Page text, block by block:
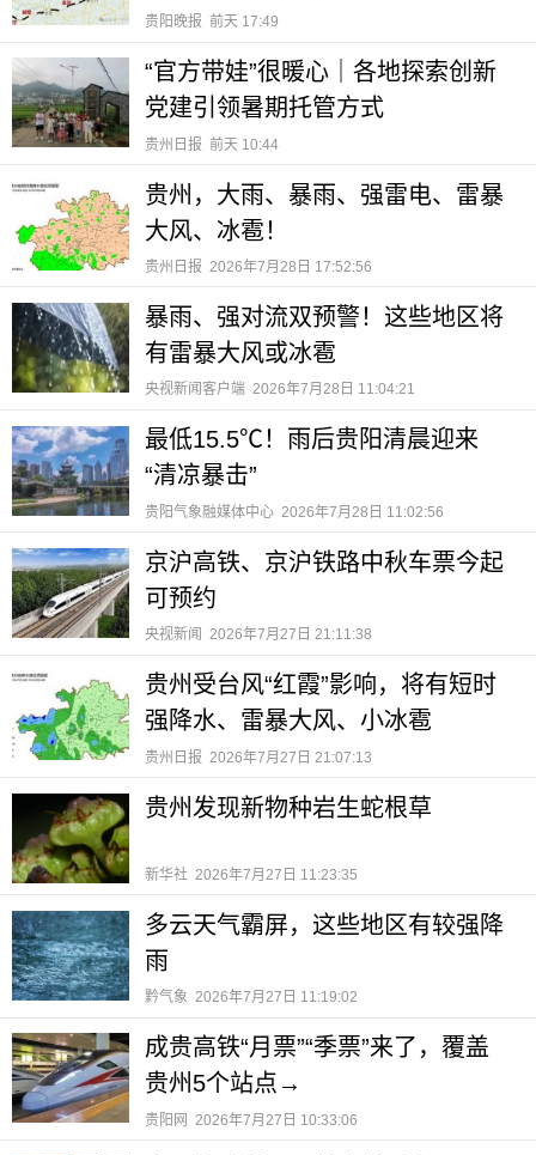
贵阳晚报 前天 17:49
“官方带娃”很暖心｜各地探索创新
党建引领暑期托管方式
贵州日报 前天 10:44
贵州，大雨、暴雨、强雷电、雷暴
大风、冰雹！
贵州日报 2026年7月28日 17:52:56
暴雨、强对流双预警！这些地区将
有雷暴大风或冰雹
央视新闻客户端 2026年7月28日 11:04:21
最低15.5℃！雨后贵阳清晨迎来
“清凉暴击”
贵阳气象融媒体中心 2026年7月28日 11:02:56
京沪高铁、京沪铁路中秋车票今起
可预约
央视新闻 2026年7月27日 21:11:38
贵州受台风“红霞”影响，将有短时
强降水、雷暴大风、小冰雹
贵州日报 2026年7月27日 21:07:13
贵州发现新物种岩生蛇根草
新华社 2026年7月27日 11:23:35
多云天气霸屏，这些地区有较强降
雨
黔气象 2026年7月27日 11:19:02
成贵高铁“月票”“季票”来了，覆盖
贵州5个站点→
贵阳网 2026年7月27日 10:33:06